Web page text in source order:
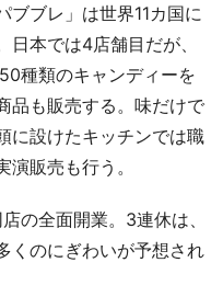
ブブレ」は世界11カ国に
本では4店舗目だが、
種類のキャンディーを
品も販売する。味だけで
に設けたキッチンでは職
販売も行う。
の全面開業。3連休は、
くのにぎわいが予想され